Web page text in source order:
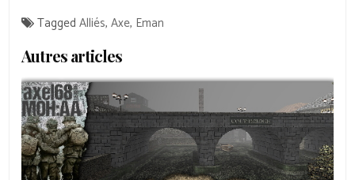
TaggedAlliés,Axe, Eman
Autres articles